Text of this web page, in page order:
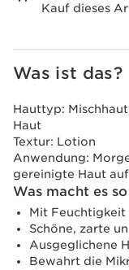
Kauf dieses
Was ist das?
Hauttyp:
Haut
Textur: Lotion
Anwendung:
gereinigte Haut
Was macht es
Mit
Schöne, zarte
Ausgeglichene
Bewahrt die